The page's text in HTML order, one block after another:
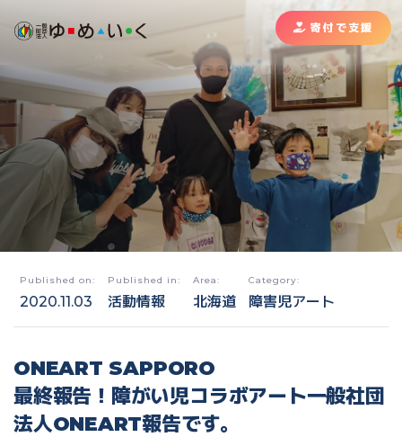
寄付で支援
Published on:
2020.11.03
Published in:
活動情報
Area:
北海道
Category:
障害児アート
ONEART SAPPORO
最終報告！障がい児コラボアート一般社団
法人ONEART報告です。